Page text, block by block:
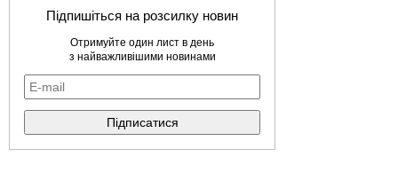
Підпишіться на розсилку новин
Отримуйте один лист в день
з найважливішими новинами